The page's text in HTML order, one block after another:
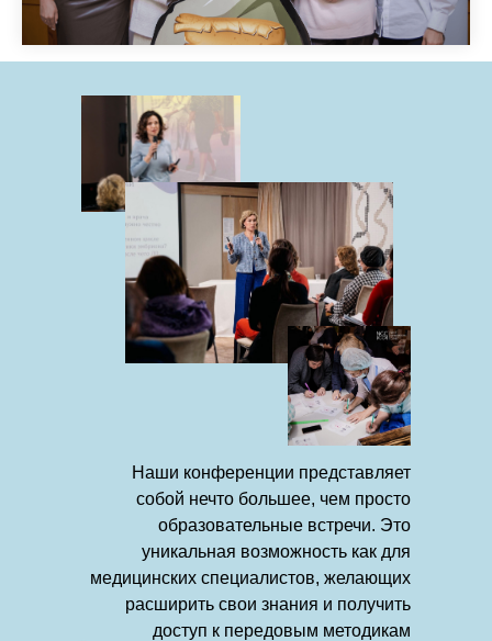
Наши конференции представляет
собой нечто большее, чем просто
образовательные встречи. Это
уникальная возможность как для
медицинских специалистов, желающих
расширить свои знания и получить
доступ к передовым методикам